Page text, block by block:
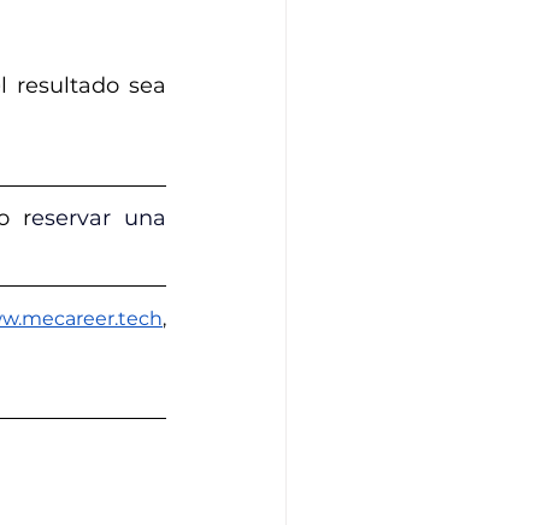
resultado sea
reservar una